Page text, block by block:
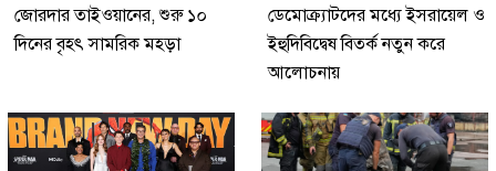
জোরদার তাইওয়ানের, শুরু ১০
দিনের বৃহৎ সামরিক মহড়া
ডেমোক্র্যাটদের মধ্যে ইসরায়েল ও
ইহুদিবিদ্বেষ বিতর্ক নতুন করে
আলোচনায়